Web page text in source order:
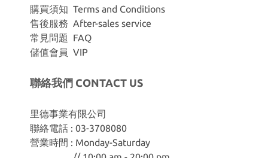
購買須知 Terms and Conditions
售後服務 After-sales service
常見問題 FAQ
儲值會員 VIP
聯絡我們 CONTACT US
里德事業有限公司
聯絡電話 : 03-3708080
營業時間 : Monday-Saturday